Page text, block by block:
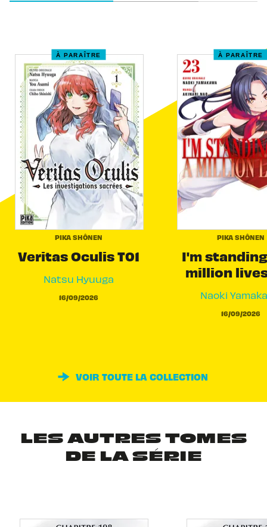
À PARAÎTRE
PIKA SHÔNEN
Veritas Oculis T01
Natsu Hyuuga
16/09/2026
À PARAÎTRE
PIKA SHÔNEN
I'm
million
Naoki
16/09/2026
VOIR TOUTE LA COLLECTION
LES AUTRES TOMES
DE LA SÉRIE